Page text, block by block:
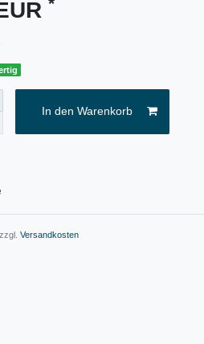
In den Warenkorb
Versandkosten